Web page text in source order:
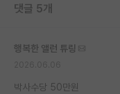
반도체 아카데미
재팬라운지 🌸
댓글 5개
행복한 앨런 튜링
박사수당 50만원